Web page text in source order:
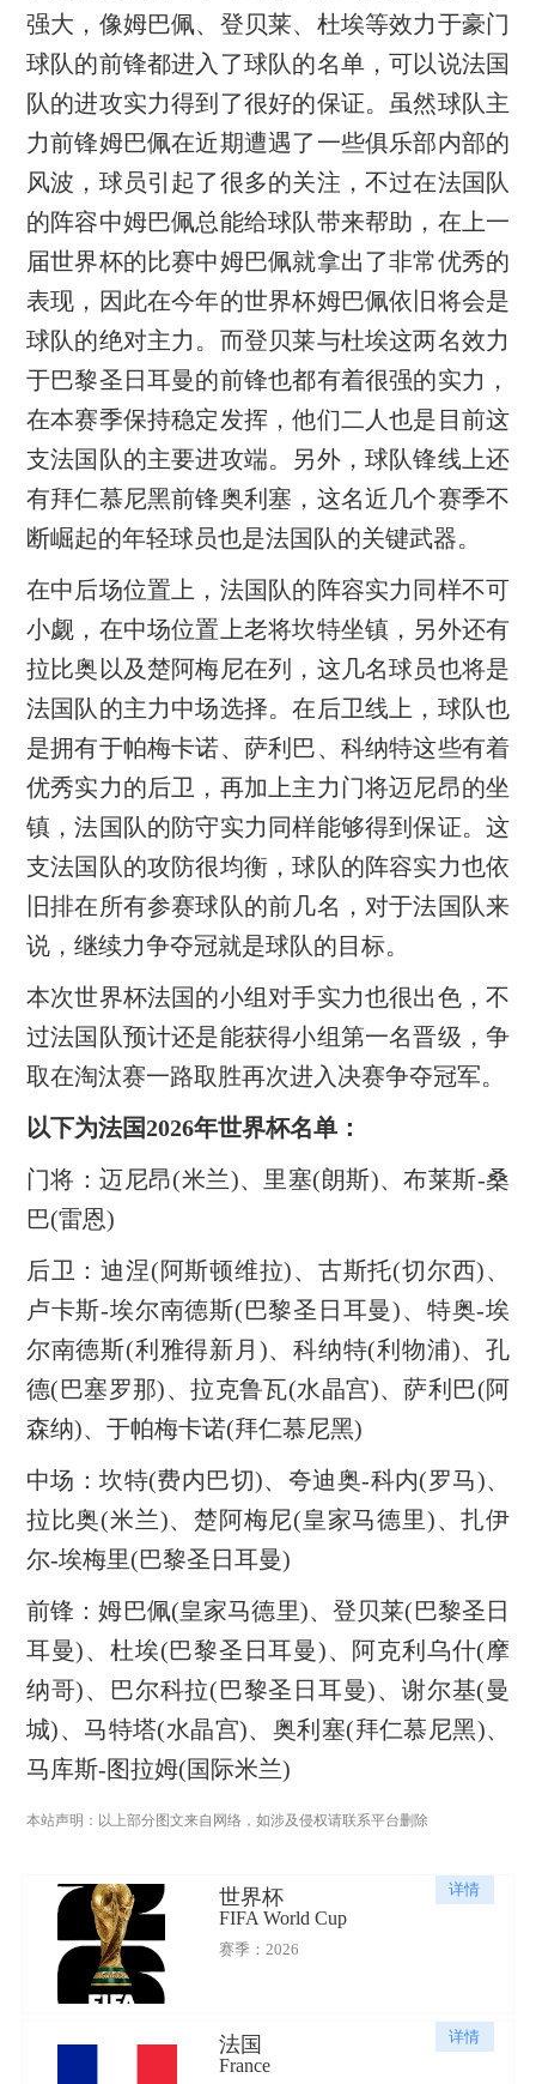
强大，像姆巴佩、登贝莱、杜埃等效力于豪门
球队的前锋都进入了球队的名单，可以说法国
队的进攻实力得到了很好的保证。虽然球队主
力前锋姆巴佩在近期遭遇了一些俱乐部内部的
风波，球员引起了很多的关注，不过在法国队
的阵容中姆巴佩总能给球队带来帮助，在上一
届世界杯的比赛中姆巴佩就拿出了非常优秀的
表现，因此在今年的世界杯姆巴佩依旧将会是
球队的绝对主力。而登贝莱与杜埃这两名效力
于巴黎圣日耳曼的前锋也都有着很强的实力，
在本赛季保持稳定发挥，他们二人也是目前这
支法国队的主要进攻端。另外，球队锋线上还
有拜仁慕尼黑前锋奥利塞，这名近几个赛季不
断崛起的年轻球员也是法国队的关键武器。
在中后场位置上，法国队的阵容实力同样不可
小觑，在中场位置上老将坎特坐镇，另外还有
拉比奥以及楚阿梅尼在列，这几名球员也将是
法国队的主力中场选择。在后卫线上，球队也
是拥有于帕梅卡诺、萨利巴、科纳特这些有着
优秀实力的后卫，再加上主力门将迈尼昂的坐
镇，法国队的防守实力同样能够得到保证。这
支法国队的攻防很均衡，球队的阵容实力也依
旧排在所有参赛球队的前几名，对于法国队来
说，继续力争夺冠就是球队的目标。
本次世界杯法国的小组对手实力也很出色，不
过法国队预计还是能获得小组第一名晋级，争
取在淘汰赛一路取胜再次进入决赛争夺冠军。
以下为法国2026年世界杯名单：
门将：迈尼昂(米兰)、里塞(朗斯)、布莱斯-桑
巴(雷恩)
后卫：迪涅(阿斯顿维拉)、古斯托(切尔西)、
卢卡斯-埃尔南德斯(巴黎圣日耳曼)、特奥-埃
尔南德斯(利雅得新月)、科纳特(利物浦)、孔
德(巴塞罗那)、拉克鲁瓦(水晶宫)、萨利巴(阿
森纳)、于帕梅卡诺(拜仁慕尼黑)
中场：坎特(费内巴切)、夸迪奥-科内(罗马)、
拉比奥(米兰)、楚阿梅尼(皇家马德里)、扎伊
尔-埃梅里(巴黎圣日耳曼)
前锋：姆巴佩(皇家马德里)、登贝莱(巴黎圣日
耳曼)、杜埃(巴黎圣日耳曼)、 阿克利乌什(摩
纳哥)、巴尔科拉(巴黎圣日耳曼)、谢尔基(曼
城)、马特塔(水晶宫)、奥利塞(拜仁慕尼黑)、
马库斯-图拉姆(国际米兰)
本站声明：以上部分图文来自网络，如涉及侵权请联系平台删除
详情
世界杯
FIFA World Cup
赛季：2026
详情
法国
France